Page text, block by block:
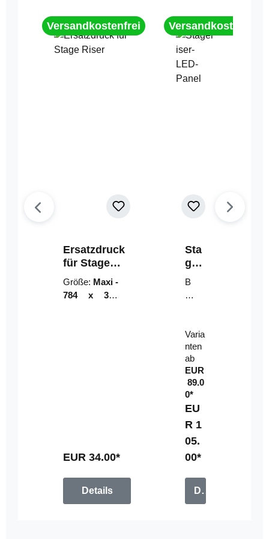
Versandkostenfrei
Ersatzdruck
für Stage
Riser
Größe: Maxi -
784 x 314
EUR 34.00*
Details
Versandkostenfrei
Sta
geri
ser-
LE
D-
el
B
un
mi
t
Fe
rn
be
di
en
u
n
g
Varia
nten
ab
EUR
89.0
0*
EU
R 1
05.
00*
Details